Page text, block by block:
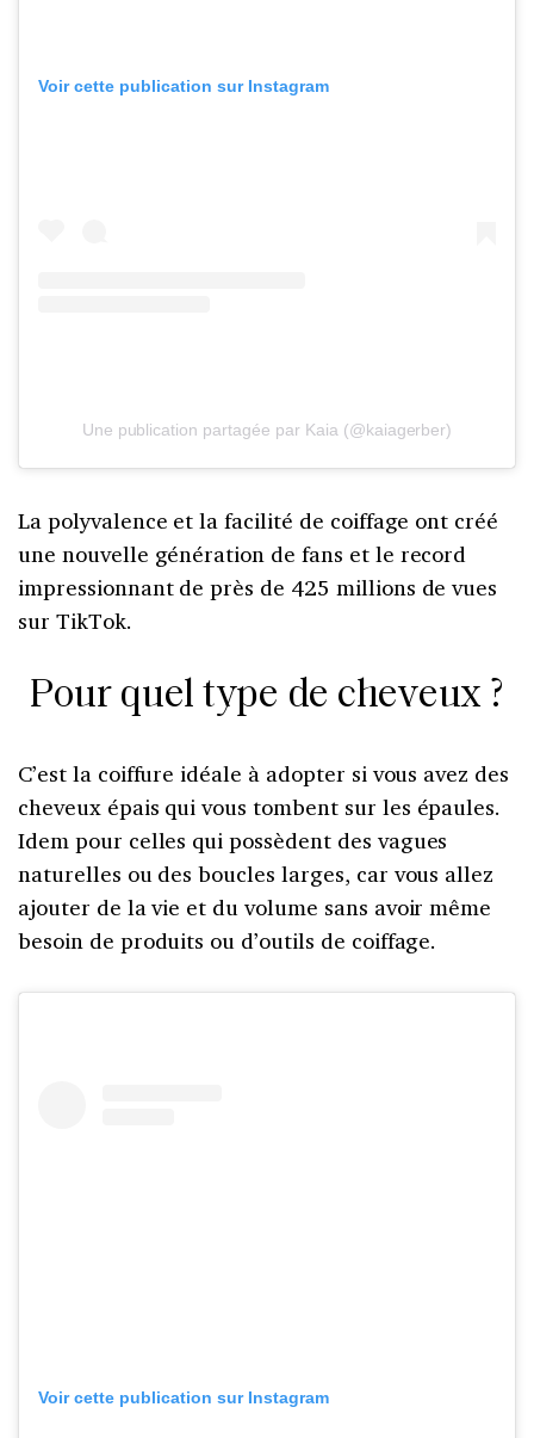
Voir cette publication sur Instagram
Une publication partagée par Kaia (@kaiagerber)
La polyvalence et la facilité de coiffage ont créé
une nouvelle génération de fans et le record
impressionnant de près de 425 millions de vues
sur TikTok.
Pour quel type de cheveux ?
C’est la coiffure idéale à adopter si vous avez des
cheveux épais qui vous tombent sur les épaules.
Idem pour celles qui possèdent des vagues
naturelles ou des boucles larges, car vous allez
ajouter de la vie et du volume sans avoir même
besoin de produits ou d’outils de coiffage.
Voir cette publication sur Instagram